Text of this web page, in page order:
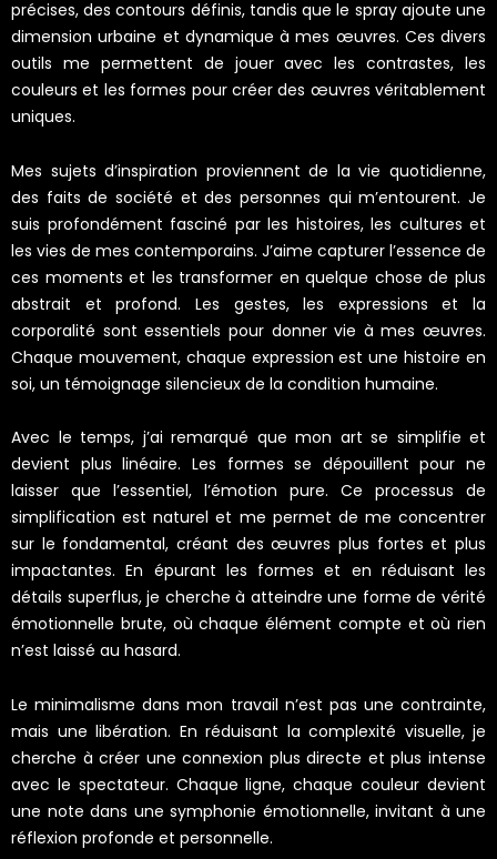
précises, des contours définis, tandis que le spray ajoute une
dimension urbaine et dynamique à mes œuvres. Ces divers
outils me permettent de jouer avec les contrastes, les
couleurs et les formes pour créer des œuvres véritablement
uniques.
Mes sujets d’inspiration proviennent de la vie quotidienne,
des faits de société et des personnes qui m’entourent. Je
suis profondément fasciné par les histoires, les cultures et
les vies de mes contemporains. J’aime capturer l’essence de
ces moments et les transformer en quelque chose de plus
abstrait et profond. Les gestes, les expressions et la
corporalité sont essentiels pour donner vie à mes œuvres.
Chaque mouvement, chaque expression est une histoire en
soi, un témoignage silencieux de la condition humaine.
Avec le temps, j’ai remarqué que mon art se simplifie et
devient plus linéaire. Les formes se dépouillent pour ne
laisser que l’essentiel, l’émotion pure. Ce processus de
simplification est naturel et me permet de me concentrer
sur le fondamental, créant des œuvres plus fortes et plus
impactantes. En épurant les formes et en réduisant les
détails superflus, je cherche à atteindre une forme de vérité
émotionnelle brute, où chaque élément compte et où rien
n’est laissé au hasard.
Le minimalisme dans mon travail n’est pas une contrainte,
mais une libération. En réduisant la complexité visuelle, je
cherche à créer une connexion plus directe et plus intense
avec le spectateur. Chaque ligne, chaque couleur devient
une note dans une symphonie émotionnelle, invitant à une
réflexion profonde et personnelle.